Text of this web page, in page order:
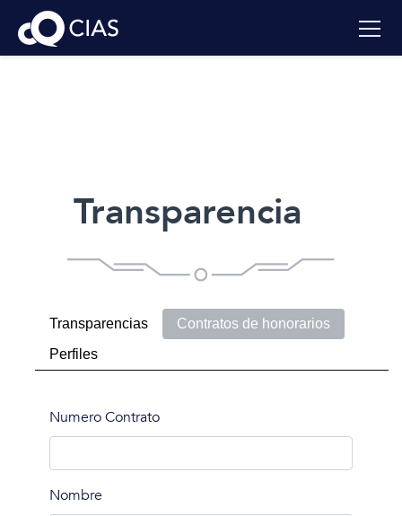
Transparencia
Transparencias
Contratos de honorarios
Perfiles
Numero Contrato
Nombre